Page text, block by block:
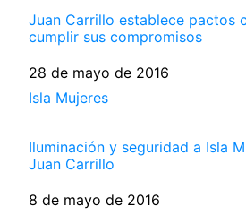
Juan Carrillo establece pactos
cumplir sus compromisos
Fecha
28 de mayo de 2016
Respecto a
Isla Mujeres
Iluminación y seguridad a Isla
Juan Carrillo
Fecha
8 de mayo de 2016